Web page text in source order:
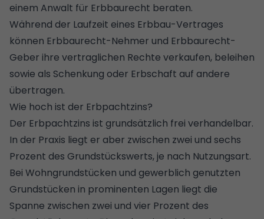
einem Anwalt für Erbbaurecht beraten.
Während der Laufzeit eines Erbbau-Vertrages
können Erbbaurecht-Nehmer und Erbbaurecht-
Geber ihre vertraglichen Rechte verkaufen, beleihen
sowie als Schenkung oder Erbschaft auf andere
übertragen.
Wie hoch ist der Erbpachtzins?
Der Erbpachtzins ist grundsätzlich frei verhandelbar.
In der Praxis liegt er aber zwischen zwei und sechs
Prozent des Grundstückswerts, je nach Nutzungsart.
Bei Wohngrundstücken und gewerblich genutzten
Grundstücken in prominenten Lagen liegt die
Spanne zwischen zwei und vier Prozent des